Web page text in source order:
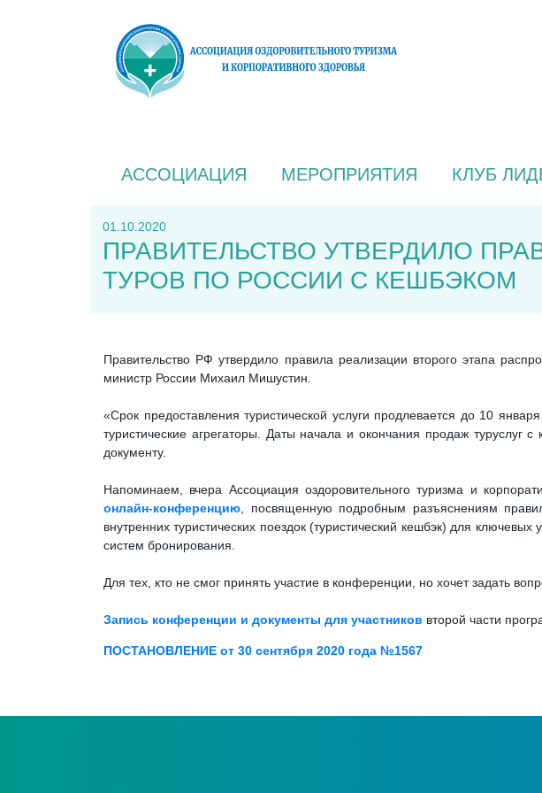
АССОЦИАЦИЯ МЕРОПРИЯТИЯ КЛУБ
01.10.2020
ПРАВИТЕЛЬСТВО УТВЕРДИЛО
ТУРОВ ПО РОССИИ С КЕШБЭКОМ
Правительство РФ утвердило правила реализации второго этапа
министр России Михаил Мишустин.
«Срок предоставления туристической услуги продлевается до 10
туристические агрегаторы. Даты начала и окончания продаж туруслуг
документу.
Напоминаем, вчера Ассоциация оздоровительного туризма и
онлайн-конференцию , посвященную подробным разъяснениям
внутренних туристических поездок (туристический кешбэк) для
систем бронирования.
Для тех, кто не смог принять участие в конференции, но хочет задать
Запись конференции и документы для участников второй части
ПОСТАНОВЛЕНИЕ от 30 сентября 2020 года №1567